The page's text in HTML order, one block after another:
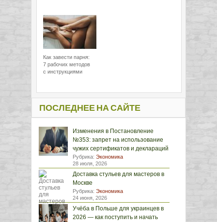
Как завести парня:
7 рабочих методов
с инструкциями
ПОСЛЕДНЕЕ НА САЙТЕ
Изменения в Постановление
№353: запрет на использование
чужих сертификатов и деклараций
Рубрика: Экономика
28 июля, 2026
Доставка стульев для мастеров в
Москве
Рубрика: Экономика
24 июня, 2026
Учёба в Польше для украинцев в
2026 — как поступить и начать